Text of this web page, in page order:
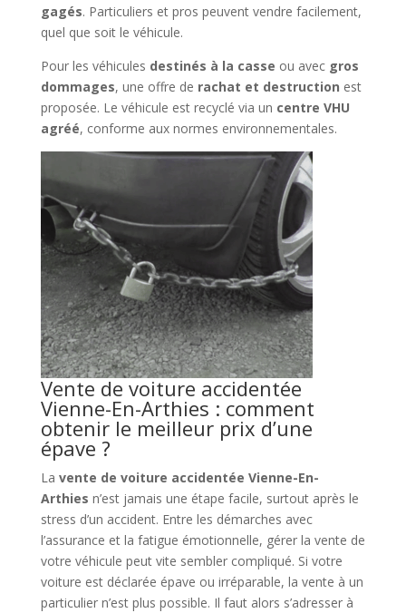
gagés. Particuliers et pros peuvent vendre facilement,
quel que soit le véhicule.
Pour les véhicules destinés à la casse ou avec gros
dommages, une offre de rachat et destruction est
proposée. Le véhicule est recyclé via un centre VHU
agréé, conforme aux normes environnementales.
Vente de voiture accidentée
Vienne-En-Arthies : comment
obtenir le meilleur prix d’une
épave ?
La vente de voiture accidentée Vienne-En-
Arthies n’est jamais une étape facile, surtout après le
stress d’un accident. Entre les démarches avec
l’assurance et la fatigue émotionnelle, gérer la vente de
votre véhicule peut vite sembler compliqué. Si votre
voiture est déclarée épave ou irréparable, la vente à un
particulier n’est plus possible. Il faut alors s’adresser à